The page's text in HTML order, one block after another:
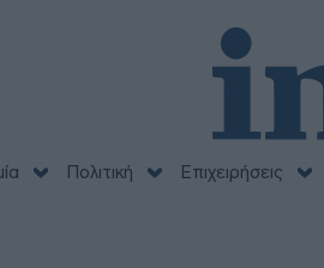
Πολιτική Επιχειρήσεις